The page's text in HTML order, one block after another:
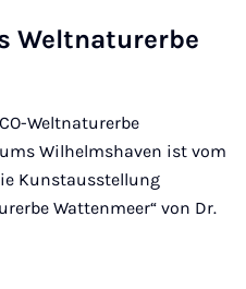
Welt­naturerbe
Weltnaturerbe
Wilhelmshaven ist vom
Kunstausstellung
Wattenmeer“ von Dr.